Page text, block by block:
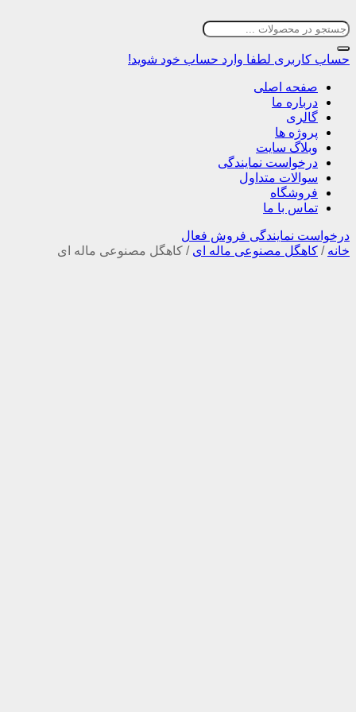
حساب کاربری لطفا وارد حساب خود شوید!
صفحه اصلی
درباره ما
گالری
پروژه ها
وبلاگ سایت
درخواست نمایندگی
سوالات متداول
فروشگاه
تماس با ما
درخواست نمایندگی فروش فعال
خانه / کاهگل مصنوعی ماله ای / کاهگل مصنوعی ماله ای